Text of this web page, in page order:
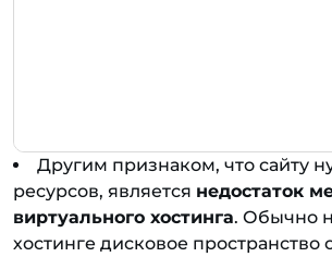
Другим признаком, что сайту
ресурсов, является недостаток
виртуального хостинга. Обычно
хостинге дисковое пространство